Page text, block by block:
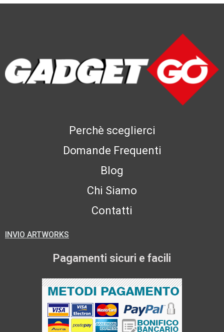
Perchè sceglierci
Domande Frequenti
Blog
Chi Siamo
Contatti
INVIO ARTWORKS
Pagamenti sicuri e facili